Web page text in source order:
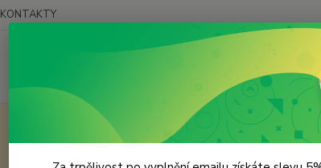
KONTAKTY
Dárkové sady koření Dárková chilli sada